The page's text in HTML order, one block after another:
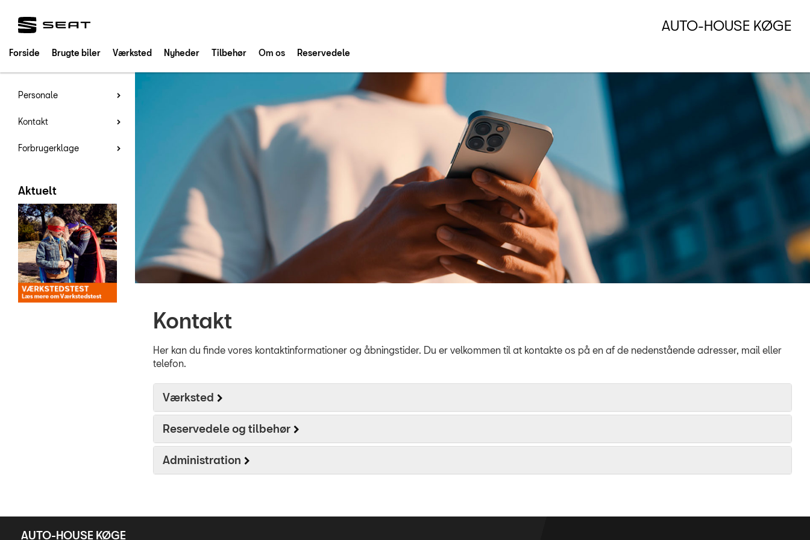
Forside Brugte biler Værksted Nyheder Tilbehør Om os Reservedele
AUTO-HOUSE KØGE
Personale
Kontakt
Forbrugerklage
Aktuelt
Kontakt
Her kan du finde vores kontaktinformationer og åbningstider. Du er velkommen til at kontakte os på en af de nedenstående adresser, mail eller
telefon.
Værksted
Reservedele og tilbehør
Administration
AUTO-HOUSE KØGE